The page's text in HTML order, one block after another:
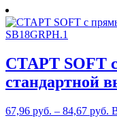
СТАРТ SOFT
стандартной
67,96 руб. – 84,67 руб.